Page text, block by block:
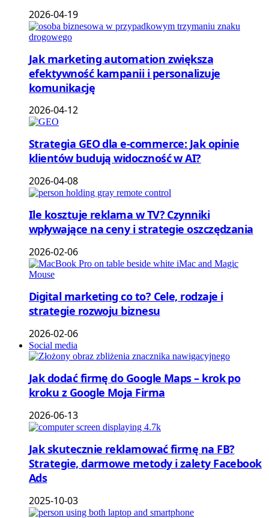
2026-04-19
Jak marketing automation zwiększa
efektywność kampanii i personalizuje
komunikację
2026-04-12
Strategia GEO dla e-commerce: Jak opinie
klientów budują widoczność w AI?
2026-04-08
Ile kosztuje reklama w TV? Czynniki
wpływające na ceny i strategie oszczędzania
2026-02-06
Digital marketing co to? Cele, rodzaje i
strategie rozwoju biznesu
2026-02-06
Social media
Jak dodać firmę do Google Maps – krok po
kroku z Google Moja Firma
2026-06-13
Jak skutecznie reklamować firmę na FB?
Strategie, darmowe metody i zalety Facebook
Ads
2025-10-03